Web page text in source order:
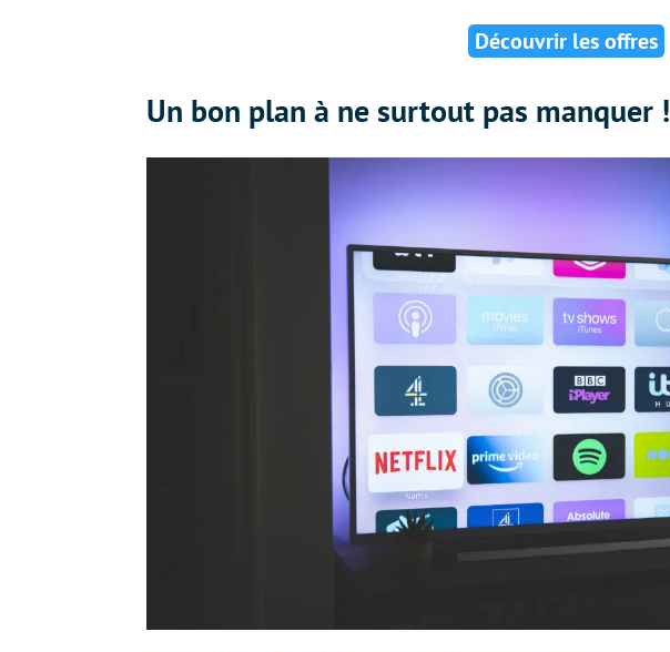
Découvrir les offres
Un bon plan à ne surtout pas manquer !